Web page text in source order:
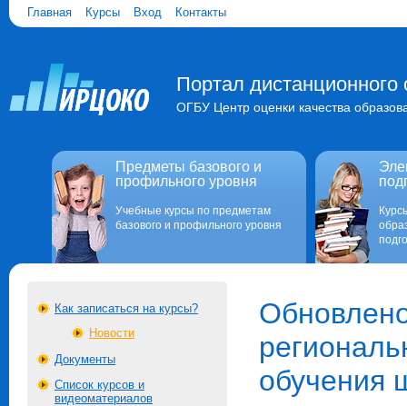
Главная Курсы Вход Контакты
Портал
ОГБУ Центр оценки качества
Предметы базового и
профильного уровня
Учебные курсы по предметам
базового и профильного уровня
Как записаться на курсы?
Новости
Документы
Список курсов и
видеоматериалов
обучения